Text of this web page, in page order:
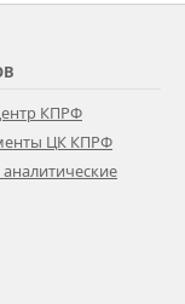
КПРФ
ЦК КПРФ